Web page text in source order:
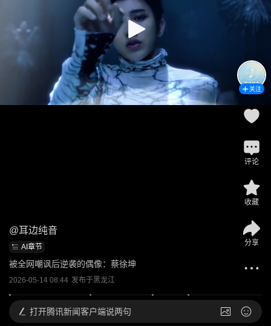
@耳边纯音
AI章节
被全网嘲讽后逆袭的偶像：蔡徐坤
2026-05-14 08:44 发布于黑龙江
关注
评论
收藏
分享
打开腾讯新闻客户端说两句